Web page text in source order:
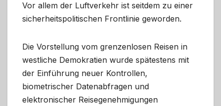
Vor allem der Luftverkehr ist seitdem zu einer
sicherheitspolitischen Frontlinie geworden.
Die Vorstellung vom grenzenlosen Reisen in
westliche Demokratien wurde spätestens mit
der Einführung neuer Kontrollen,
biometrischer Datenabfragen und
elektronischer Reisegenehmigungen